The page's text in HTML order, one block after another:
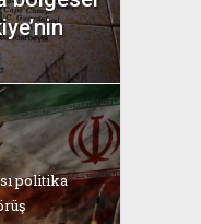
politika